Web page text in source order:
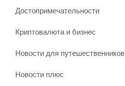
Достопримечательности
Криптовалюта и бизнес
Новости для путешественников
Новости плюс